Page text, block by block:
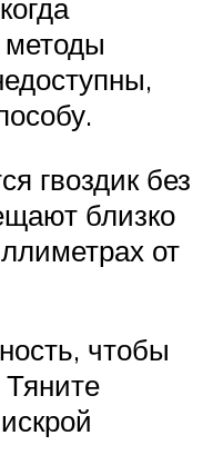
гвоздик без
близко
от
чтобы